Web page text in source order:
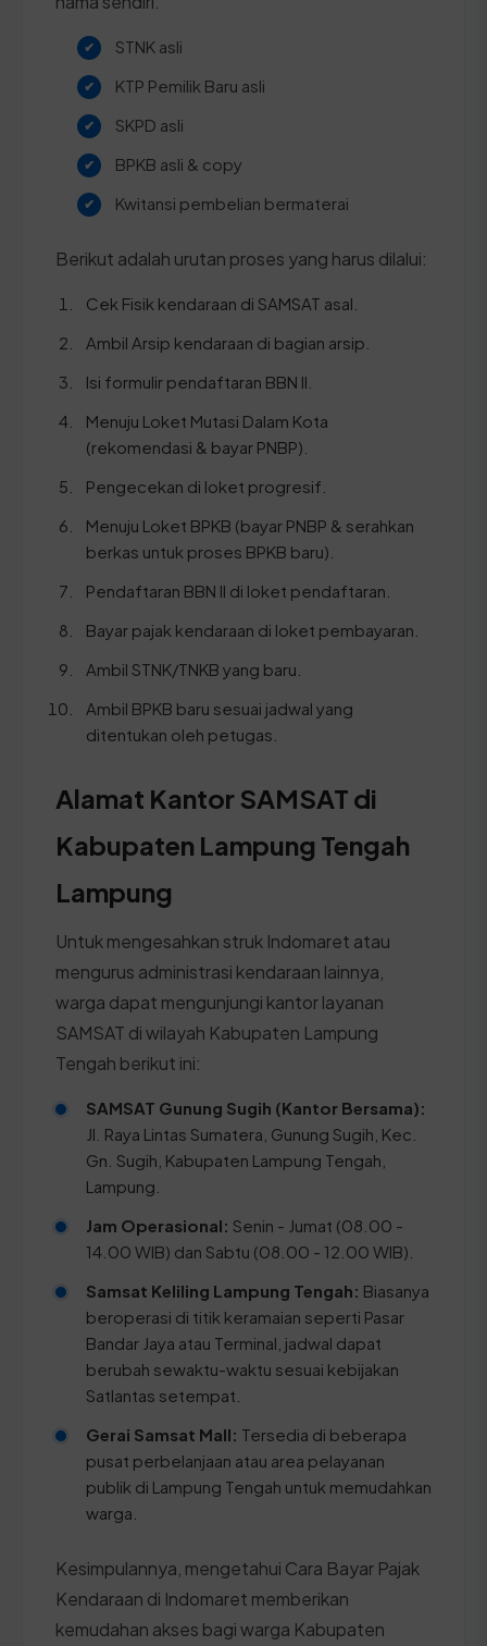
STNK asli
KTP Pemilik Baru asli
SKPD asli
BPKB asli & copy
Kwitansi pembelian bermaterai
Berikut adalah urutan proses yang harus dilalui:
Cek Fisik kendaraan di SAMSAT asal.
Ambil Arsip kendaraan di bagian arsip.
Isi formulir pendaftaran BBN II.
Menuju Loket Mutasi Dalam Kota
(rekomendasi & bayar PNBP).
Pengecekan di loket progresif.
Menuju Loket BPKB (bayar PNBP & serahkan
berkas untuk proses BPKB baru).
Pendaftaran BBN II di loket pendaftaran.
Bayar pajak kendaraan di loket pembayaran.
Ambil STNK/TNKB yang baru.
Ambil BPKB baru sesuai jadwal yang
ditentukan oleh petugas.
Alamat Kantor SAMSAT di
Kabupaten Lampung Tengah
Lampung
Untuk mengesahkan struk Indomaret atau
mengurus administrasi kendaraan lainnya,
warga dapat mengunjungi kantor layanan
SAMSAT di wilayah Kabupaten Lampung
Tengah berikut ini:
SAMSAT Gunung Sugih (Kantor Bersama):
Jl. Raya Lintas Sumatera, Gunung Sugih, Kec.
Gn. Sugih, Kabupaten Lampung Tengah,
Lampung.
Jam Operasional: Senin - Jumat (08.00 -
14.00 WIB) dan Sabtu (08.00 - 12.00 WIB).
Samsat Keliling Lampung Tengah: Biasanya
beroperasi di titik keramaian seperti Pasar
Bandar Jaya atau Terminal, jadwal dapat
berubah sewaktu-waktu sesuai kebijakan
Satlantas setempat.
Gerai Samsat Mall: Tersedia di beberapa
pusat perbelanjaan atau area pelayanan
publik di Lampung Tengah untuk memudahkan
warga.
Kesimpulannya, mengetahui Cara Bayar Pajak
Kendaraan di Indomaret memberikan
kemudahan akses bagi warga Kabupaten